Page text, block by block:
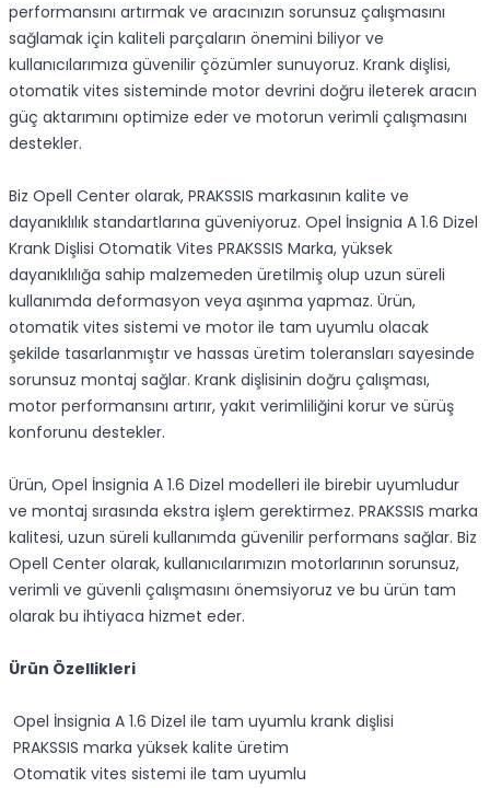
performansını artırmak ve aracınızın sorunsuz çalışmasını
sağlamak için kaliteli parçaların önemini biliyor ve
kullanıcılarımıza güvenilir çözümler sunuyoruz. Krank dişlisi,
otomatik vites sisteminde motor devrini doğru ileterek aracın
güç aktarımını optimize eder ve motorun verimli çalışmasını
destekler.
Biz Opell Center olarak, PRAKSSIS markasının kalite ve
dayanıklılık standartlarına güveniyoruz. Opel İnsignia A 1.6 Dizel
Krank Dişlisi Otomatik Vites PRAKSSIS Marka, yüksek
dayanıklılığa sahip malzemeden üretilmiş olup uzun süreli
kullanımda deformasyon veya aşınma yapmaz. Ürün,
otomatik vites sistemi ve motor ile tam uyumlu olacak
şekilde tasarlanmıştır ve hassas üretim toleransları sayesinde
sorunsuz montaj sağlar. Krank dişlisinin doğru çalışması,
motor performansını artırır, yakıt verimliliğini korur ve sürüş
konforunu destekler.
Ürün, Opel İnsignia A 1.6 Dizel modelleri ile birebir uyumludur
ve montaj sırasında ekstra işlem gerektirmez. PRAKSSIS marka
kalitesi, uzun süreli kullanımda güvenilir performans sağlar. Biz
Opell Center olarak, kullanıcılarımızın motorlarının sorunsuz,
verimli ve güvenli çalışmasını önemsiyoruz ve bu ürün tam
olarak bu ihtiyaca hizmet eder.
Ürün Özellikleri
Opel İnsignia A 1.6 Dizel ile tam uyumlu krank dişlisi
PRAKSSIS marka yüksek kalite üretim
Otomatik vites sistemi ile tam uyumlu